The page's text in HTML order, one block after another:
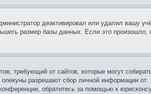
деактивировал или удалил вашу
размер базы данных. Если это произошло,
требующий от сайтов, которые могут
разрешают сбор личной информации от
обратитесь за помощью к